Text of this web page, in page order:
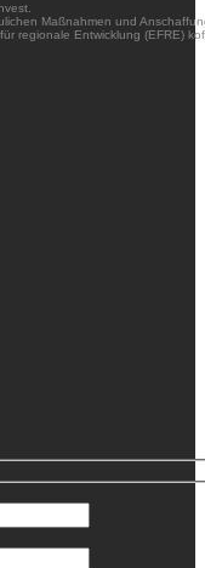
Maßnahmen und
regionale Entwicklung (EFRE)